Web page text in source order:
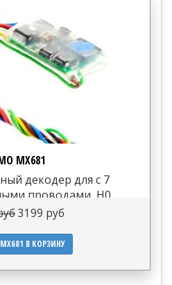
MX681
декодер для с 7
проводами, H0
3199 руб
В КОРЗИНУ